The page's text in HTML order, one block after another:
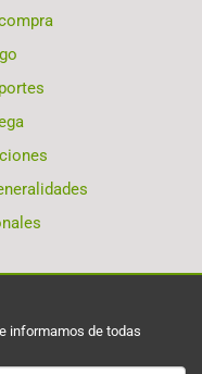
informamos de todas